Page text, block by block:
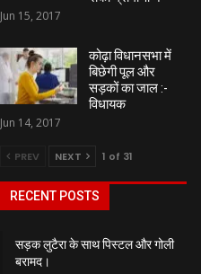
Jun 15, 2017
कोढ़ा विधानसभा में
बिछेगी पूल और
सड़कों का जाल :-
विधायक
Jun 14, 2017
PREV NEXT 1 of 31
RECENT POSTS
सड़क लुटैरा के साथ पिस्टल और गोली
बरामद।